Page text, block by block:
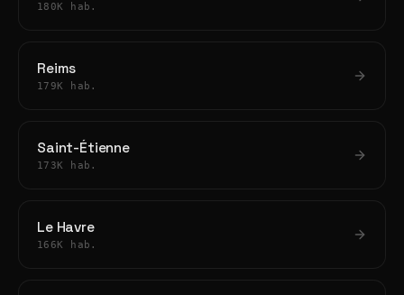
180K hab.
Reims
179K hab.
Saint-Étienne
173K hab.
Le Havre
166K hab.